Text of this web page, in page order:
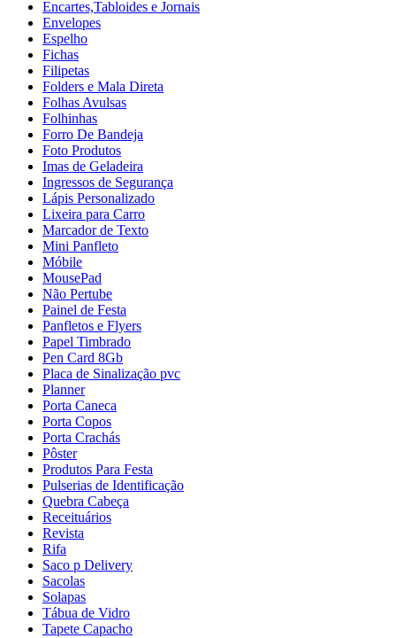
Encartes,Tabloides e Jornais
Envelopes
Espelho
Fichas
Filipetas
Folders e Mala Direta
Folhas Avulsas
Folhinhas
Forro De Bandeja
Foto Produtos
Imas de Geladeira
Ingressos de Segurança
Lápis Personalizado
Lixeira para Carro
Marcador de Texto
Mini Panfleto
Móbile
MousePad
Não Pertube
Painel de Festa
Panfletos e Flyers
Papel Timbrado
Pen Card 8Gb
Placa de Sinalização pvc
Planner
Porta Caneca
Porta Copos
Porta Crachás
Pôster
Produtos Para Festa
Pulserias de Identificação
Quebra Cabeça
Receituários
Revista
Rifa
Saco p Delivery
Sacolas
Solapas
Tábua de Vidro
Tapete Capacho